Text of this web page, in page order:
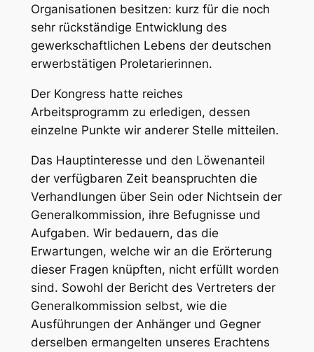
Organisationen besitzen: kurz für die noch
sehr rückständige Entwicklung des
gewerkschaftlichen Lebens der deutschen
erwerbstätigen Proletarierinnen.
Der Kongress hatte reiches
Arbeitsprogramm zu erledigen, dessen
einzelne Punkte wir anderer Stelle mitteilen.
Das Hauptinteresse und den Löwenanteil
der verfügbaren Zeit beanspruchten die
Verhandlungen über Sein oder Nichtsein der
Generalkommission, ihre Befugnisse und
Aufgaben. Wir bedauern, das die
Erwartungen, welche wir an die Erörterung
dieser Fragen knüpften, nicht erfüllt worden
sind. Sowohl der Bericht des Vertreters der
Generalkommission selbst, wie die
Ausführungen der Anhänger und Gegner
derselben ermangelten unseres Erachtens